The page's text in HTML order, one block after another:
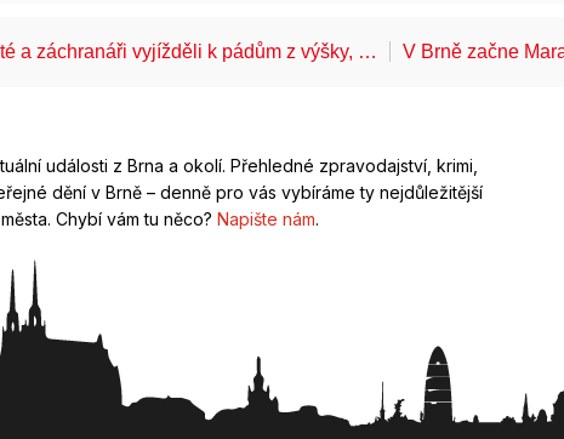
a záchranáři vyjížděli k pádům z výšky, … V Brně začne
události z Brna a okolí. Přehledné zpravodajství, krimi,
dění v Brně – denně pro vás vybíráme ty nejdůležitější
Chybí vám tu něco? Napište nám.